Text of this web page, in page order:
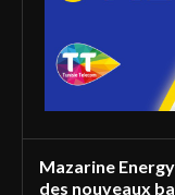
Mazarine
des nouveaux